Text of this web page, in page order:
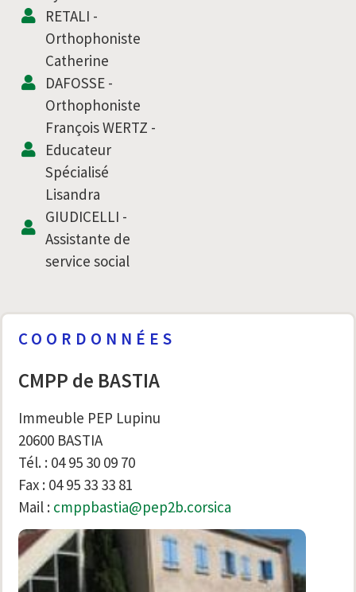
RETALI -
Orthophoniste
Catherine
DAFOSSE -
Orthophoniste
François WERTZ -
Educateur
Spécialisé
Lisandra
GIUDICELLI -
Assistante de
service social
COORDONNÉES
CMPP de BASTIA
Immeuble PEP Lupinu
20600 BASTIA
Tél. : 04 95 30 09 70
Fax : 04 95 33 33 81
Mail : cmppbastia@pep2b.corsica